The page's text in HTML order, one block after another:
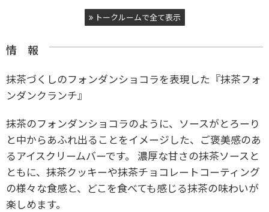
トークルームで全て表示
情 報
抹茶づくしのフォンダンショコラを表現した『抹茶フォ
ンダンクランチ』
抹茶のフォンダンショコラのように、ソースがとろーり
と中からあふれ出ることをイメージした、ご褒美感のあ
るアイスクリームバーです。 濃厚な甘さの抹茶ソースと
ともに、抹茶クッキーや抹茶チョコレートコーティング
の様々な食感と、どこを食べても感じる抹茶の味わいが
楽しめます。